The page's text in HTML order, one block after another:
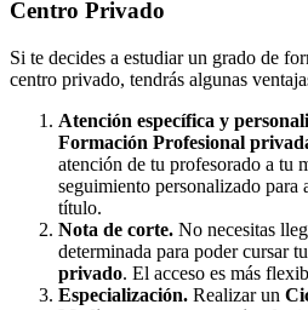
Centro Privado
Si te decides a estudiar un grado de
centro privado, tendrás algunas
Atención específica y
Formación Profesional
atención de tu profesorado a tu
seguimiento personalizado
título.
Nota de corte. No necesitas
determinada para poder cursar tu
privado. El acceso es más
Especialización. Realizar un